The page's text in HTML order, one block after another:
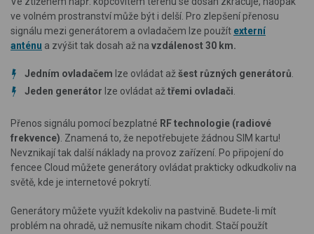
ve volném prostranství může být i delší. Pro zlepšení přenosu
signálu mezi generátorem a ovladačem lze použít externí
anténu a zvýšit tak dosah až na vzdálenost 30 km.
Jedním ovladačem lze ovládat až šest různých generátorů
Jeden generátor lze ovládat až třemi ovladači
Přenos signálu pomocí bezplatné RF technologie (radiové
frekvence) . Znamená to, že nepotřebujete žádnou SIM kartu!
Nevznikají tak další náklady na provoz zařízení. Po připojení do
fencee Cloud můžete generátory ovládat prakticky odkudkoliv na
světě, kde je internetové pokrytí.
Generátory můžete využít kdekoliv na pastvině. Budete-li mít
problém na ohradě, už nemusíte nikam chodit. Stačí použít